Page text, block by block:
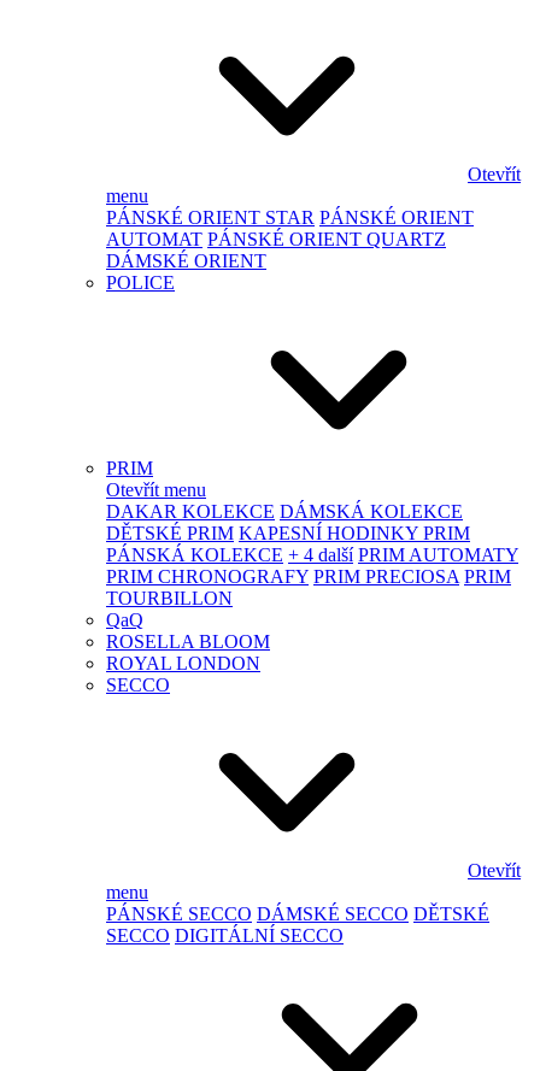
Otevřít
menu
PÁNSKÉ ORIENT STAR PÁNSKÉ ORIENT
AUTOMAT PÁNSKÉ ORIENT QUARTZ
DÁMSKÉ ORIENT
POLICE
PRIM
Otevřít menu
DAKAR KOLEKCE DÁMSKÁ KOLEKCE
DĚTSKÉ PRIM KAPESNÍ HODINKY PRIM
PÁNSKÁ KOLEKCE + 4 další PRIM AUTOMATY
PRIM CHRONOGRAFY PRIM PRECIOSA PRIM
TOURBILLON
QaQ
ROSELLA BLOOM
ROYAL LONDON
SECCO
Otevřít
menu
PÁNSKÉ SECCO DÁMSKÉ SECCO DĚTSKÉ
SECCO DIGITÁLNÍ SECCO